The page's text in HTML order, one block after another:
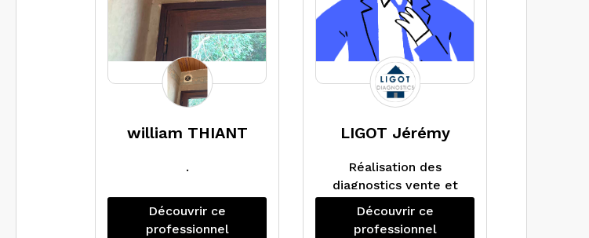
william THIANT
.
Découvrir ce
professionnel
LIGOT Jérémy
Réalisation des
diagnostics vente et
location.
Découvrir ce
professionnel